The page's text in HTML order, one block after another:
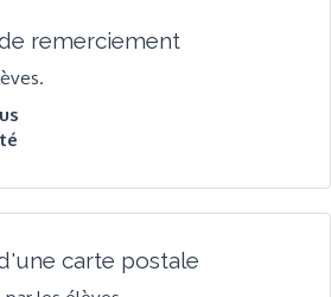
remerciement
carte postale